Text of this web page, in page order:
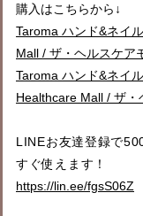
購入はこちらから↓
Taroma ハンド&ネ
Mall / ザ・ヘルスケア
Taroma ハンド&ネ
Healthcare Mall / ザ・
LINEお友達登録で
すぐ使えます！
https://lin.ee/fgsS06Z